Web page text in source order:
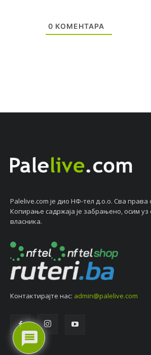
0 КОМЕНТАРА
Palelive.com јe дио НФ-тeл д.о.о. Сва права
Копирањe садржаја јe забрањeно, осим
власника.
Контактирајтe нас: admin@palelive.com